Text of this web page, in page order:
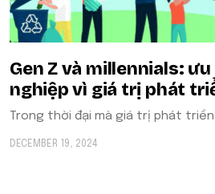
Gen Z và millennials:
nghiệp vì giá trị phát
Trong thời đại mà giá trị phát
DECEMBER 19, 2024